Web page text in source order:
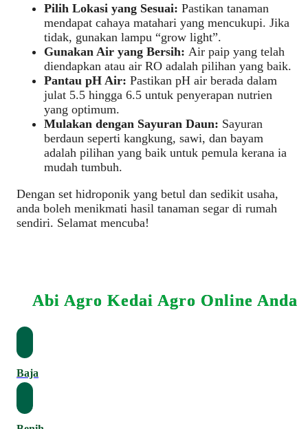
Pilih Lokasi yang Sesuai: Pastikan tanaman
mendapat cahaya matahari yang mencukupi. Jika
tidak, gunakan lampu “grow light”.
Gunakan Air yang Bersih: Air paip yang telah
diendapkan atau air RO adalah pilihan yang baik.
Pantau pH Air: Pastikan pH air berada dalam
julat 5.5 hingga 6.5 untuk penyerapan nutrien
yang optimum.
Mulakan dengan Sayuran Daun: Sayuran
berdaun seperti kangkung, sawi, dan bayam
adalah pilihan yang baik untuk pemula kerana ia
mudah tumbuh.
Dengan set hidroponik yang betul dan sedikit usaha,
anda boleh menikmati hasil tanaman segar di rumah
sendiri. Selamat mencuba!
Abi Agro Kedai Agro Online Anda
Baja